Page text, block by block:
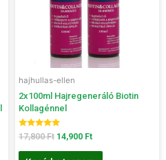
hajhullas-ellen
2x100ml Hajregeneráló Biotin
Kollagénnel
Értékelés:
5.00
/ 5
17,800Ft 14,900 Ft